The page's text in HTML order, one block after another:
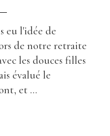
eu l'idée de
de notre retraite
les douces filles
évalué le
et …